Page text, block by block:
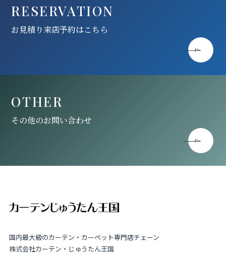
RESERVATION
お見積り来店予約はこちら
OTHER
その他のお問い合わせ
国内最大級のカーテン・カーペット専門店チェーン
株式会社カーテン・じゅうたん王国